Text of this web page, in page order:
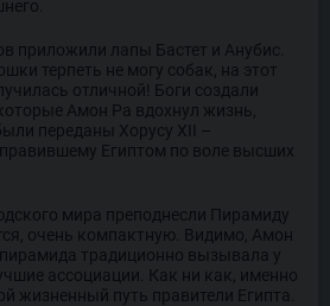
приложили лапы Бастет и Анубис.
терпеть не могу собак, на этот
отличной! Боги создали
Амон Ра вдохнул жизнь,
переданы Хорусу XII –
Египтом по воле высших
мира преподнесли Пирамиду
очень компактную. Видимо, Амон
традиционно вызывала у
ассоциации. Как ни как, именно
жизненный путь правители Египта.